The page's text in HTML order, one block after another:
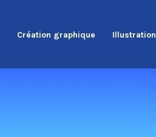
Création graphique Illustration